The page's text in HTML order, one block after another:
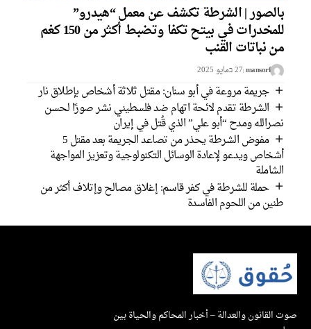
بالصور | الشرطة تكشف عن معمل “هيدرو”
للمخدرات في بيتح تكفا وتضبط أكثر من 150 كغم
من نباتات القنب
mansorf 27 בمايو 2025
جريمة مروعة في أبو سنان: مقتل ثلاثة أشخاص بإطلاق نار
الشرطة تقدم لائحة اتهام ضد فلسطيني نشر صورًا لحسن
نصرالله ومدح “أبو علي” الذي قُتل في إيران
مفوض الشرطة يحذر من تصاعد الجريمة بعد مقتل 5
أشخاص ويدعو لإعادة الوسائل التكنولوجية وتعزيز المواجهة
الشاملة
حملة للشرطة في كفر قاسم: إغلاق مصالح وإتلاف أكثر من
طنين من اللحوم الفاسدة
صوت القانون والعدالة – أخبار المحاكم والحياة بين